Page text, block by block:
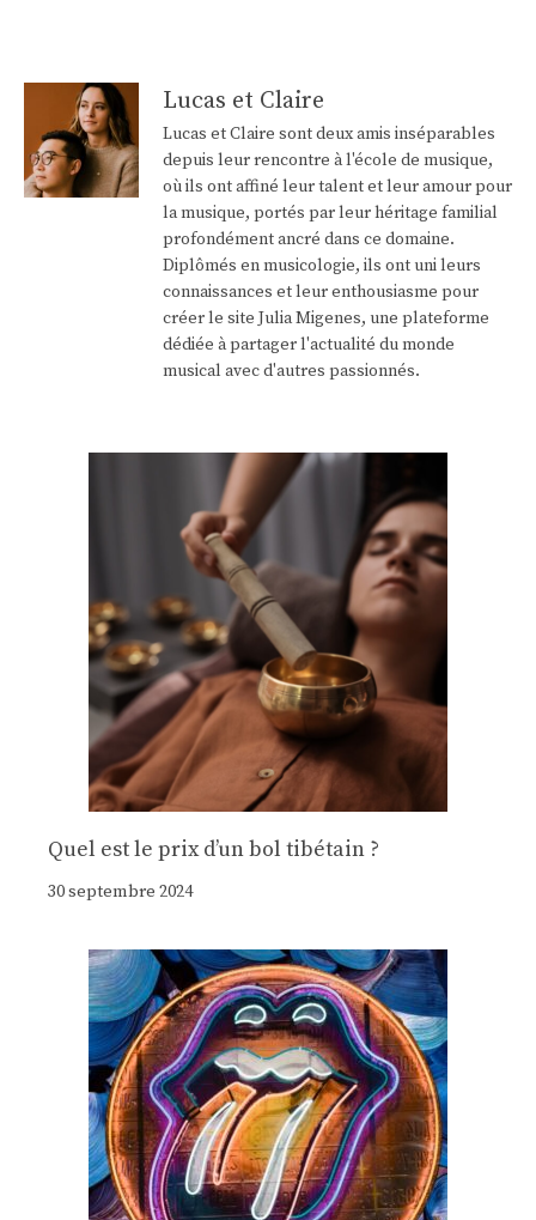
Lucas et Claire
Lucas et Claire sont deux amis inséparables
depuis leur rencontre à l'école de musique,
où ils ont affiné leur talent et leur amour pour
la musique, portés par leur héritage familial
profondément ancré dans ce domaine.
Diplômés en musicologie, ils ont uni leurs
connaissances et leur enthousiasme pour
créer le site Julia Migenes, une plateforme
dédiée à partager l'actualité du monde
musical avec d'autres passionnés.
Quel est le prix d’un bol tibétain ?
30 septembre 2024